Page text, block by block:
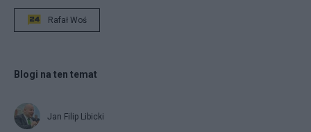
Rafał Woś
Blogi na ten temat
Jan Filip Libicki